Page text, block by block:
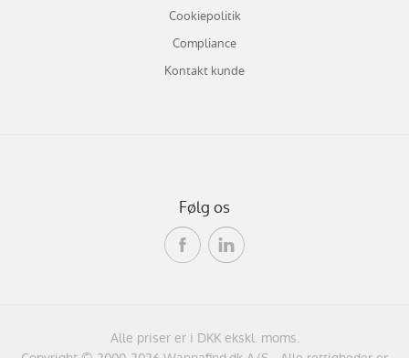
Cookiepolitik
Compliance
Kontakt kunde
Følg os
Alle priser er i DKK ekskl. moms.